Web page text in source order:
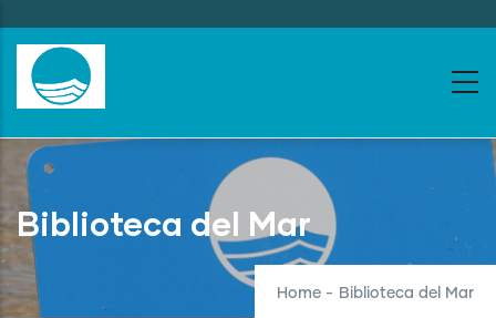
to
main
content
Biblioteca del Mar
Home - Biblioteca del Mar